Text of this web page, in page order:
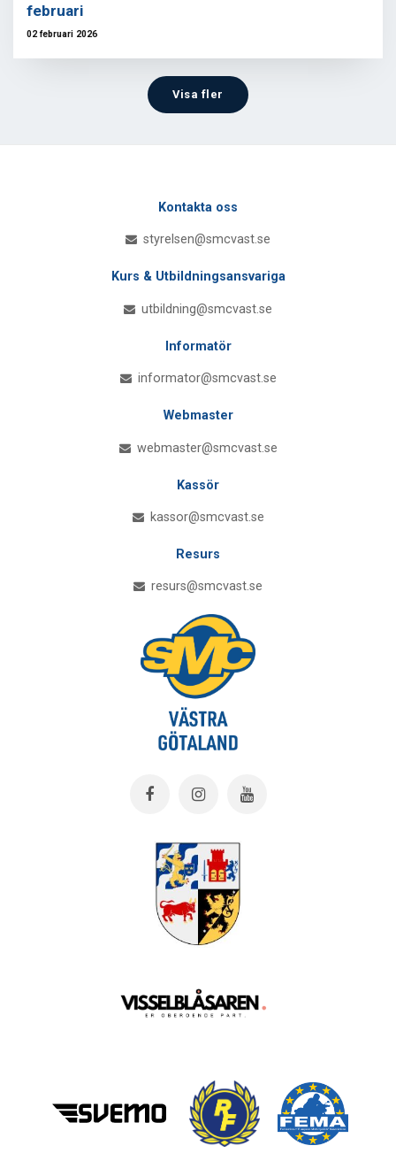
februari
02 februari 2026
Visa fler
Kontakta oss
styrelsen@smcvast.se
Kurs & Utbildningsansvariga
utbildning@smcvast.se
Informatör
informator@smcvast.se
Webmaster
webmaster@smcvast.se
Kassör
kassor@smcvast.se
Resurs
resurs@smcvast.se